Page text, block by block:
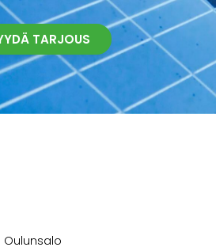
TARJOUS
Oulunsalo